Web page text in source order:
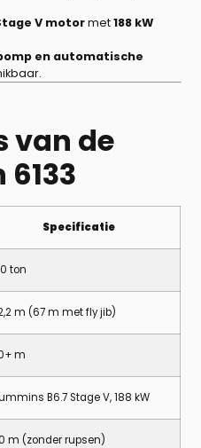
V motormet188 kW
en automatische
van de
Specificatie
ton
m (67 m met fly jib)
m
B6.7 Stage V, 188 kW
m (zonder rupsen)